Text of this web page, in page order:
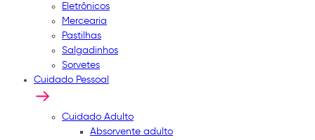
Eletrônicos
Mercearia
Pastilhas
Salgadinhos
Sorvetes
Cuidado Pessoal
Cuidado Adulto
Absorvente adulto